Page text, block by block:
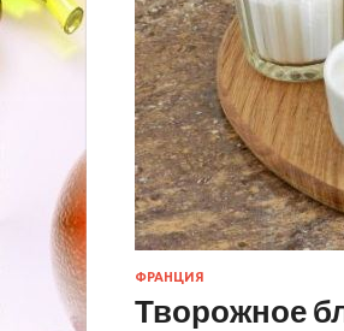
ФРАНЦИЯ
Творожное